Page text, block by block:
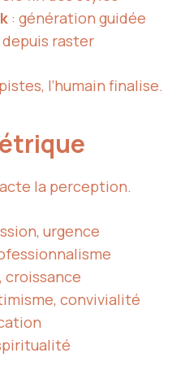
: génération guidée
depuis raster
l’humain finalise.
la perception.
urgence
croissance
convivialité